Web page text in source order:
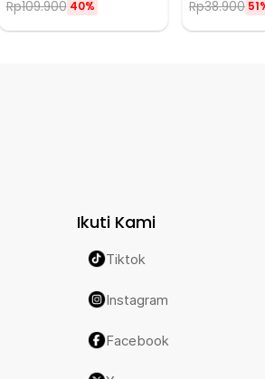
Rp109.900 40% Rp38.900
Ikuti Kami
Tiktok
Instagram
Facebook